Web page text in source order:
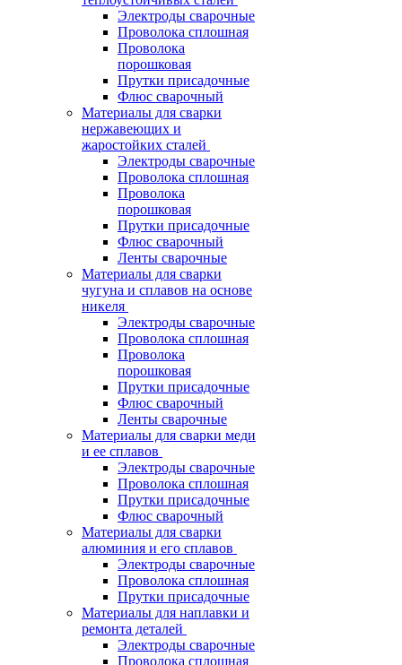
Электроды сварочные
Проволока сплошная
Проволока
порошковая
Прутки присадочные
Флюс сварочный
Материалы для сварки
нержавеющих и
жаростойких сталей
Электроды сварочные
Проволока сплошная
Проволока
порошковая
Прутки присадочные
Флюс сварочный
Ленты сварочные
Материалы для сварки
чугуна и сплавов на основе
никеля
Электроды сварочные
Проволока сплошная
Проволока
порошковая
Прутки присадочные
Флюс сварочный
Ленты сварочные
Материалы для сварки меди
и ее сплавов
Электроды сварочные
Проволока сплошная
Прутки присадочные
Флюс сварочный
Материалы для сварки
алюминия и его сплавов
Электроды сварочные
Проволока сплошная
Прутки присадочные
Материалы для наплавки и
ремонта деталей
Электроды сварочные
Проволока сплошная